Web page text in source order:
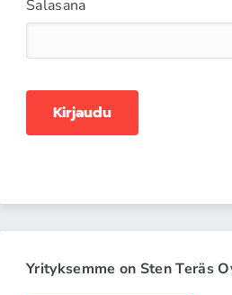
Salasana
Kirjaudu
Yrityksemme on Sten Teräs